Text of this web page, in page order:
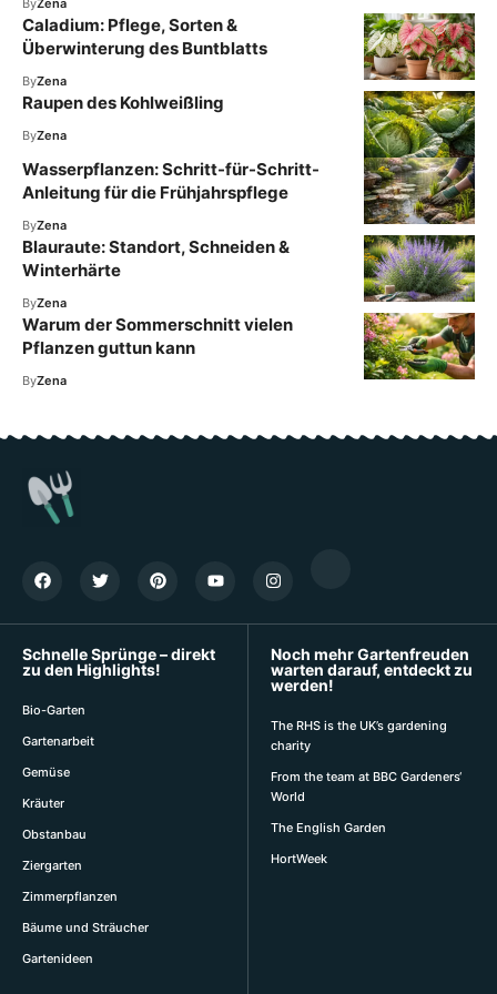
ByZena
Caladium: Pflege, Sorten &
Überwinterung des Buntblatts
ByZena
Raupen des Kohlweißling
ByZena
Wasserpflanzen: Schritt-für-Schritt-
Anleitung für die Frühjahrspflege
ByZena
Blauraute: Standort, Schneiden &
Winterhärte
ByZena
Warum der Sommerschnitt vielen
Pflanzen guttun kann
ByZena
Schnelle Sprünge – direkt
zu den Highlights!
Bio-Garten
Gartenarbeit
Gemüse
Kräuter
Obstanbau
Ziergarten
Zimmerpflanzen
Bäume und Sträucher
Gartenideen
Noch mehr Gartenfreuden
warten darauf, entdeckt zu
werden!
The RHS is the UK’s gardening
charity
From the team at BBC Gardeners‘
World
The English Garden
HortWeek